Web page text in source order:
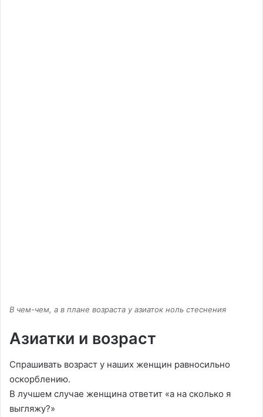
В чем-чем, а в плане возраста у азиаток ноль стеснения
Азиатки и возраст
Спрашивать возраст у наших женщин равносильно
оскорблению.
В лучшем случае женщина ответит «а на сколько я
выгляжу?»